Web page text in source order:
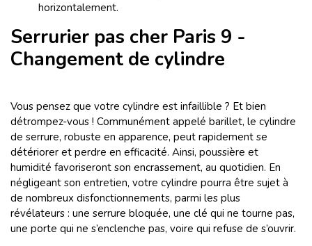
horizontalement.
Serrurier pas cher Paris 9 -
Changement de cylindre
Vous pensez que votre cylindre est infaillible ? Et bien
détrompez-vous ! Communément appelé barillet, le cylindre
de serrure, robuste en apparence, peut rapidement se
détériorer et perdre en efficacité. Ainsi, poussière et
humidité favoriseront son encrassement, au quotidien. En
négligeant son entretien, votre cylindre pourra être sujet à
de nombreux disfonctionnements, parmi les plus
révélateurs : une serrure bloquée, une clé qui ne tourne pas,
une porte qui ne s’enclenche pas, voire qui refuse de s’ouvrir.